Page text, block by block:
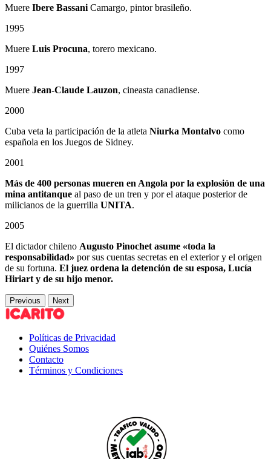
Muere Ibere Bassani Camargo, pintor brasileño.
1995
Muere Luis Procuna, torero mexicano.
1997
Muere Jean-Claude Lauzon, cineasta canadiense.
2000
Cuba veta la participación de la atleta Niurka Montalvo como
española en los Juegos de Sidney.
2001
Más de 400 personas mueren en Angola por la explosión de una
mina antitanque al paso de un tren y por el ataque posterior de
milicianos de la guerrilla UNITA.
2005
El dictador chileno Augusto Pinochet asume «toda la
responsabilidad» por sus cuentas secretas en el exterior y el origen
de su fortuna. El juez ordena la detención de su esposa, Lucía
Hiriart y de su hijo menor.
Previous Next
Políticas de Privacidad
Quiénes Somos
Contacto
Términos y Condiciones